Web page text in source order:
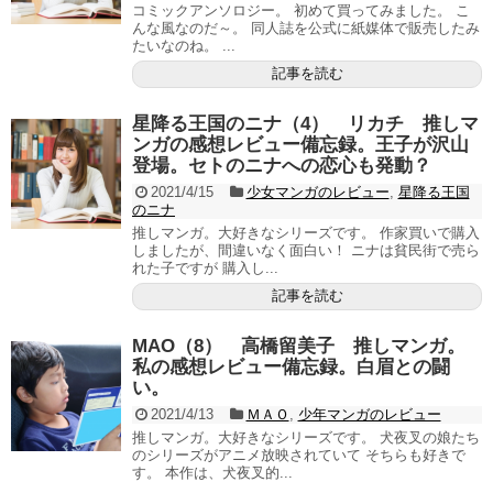
コミックアンソロジー。 初めて買ってみました。 こ
んな風なのだ～。 同人誌を公式に紙媒体で販売したみ
たいなのね。 ...
記事を読む
星降る王国のニナ（4） リカチ 推しマ
ンガの感想レビュー備忘録。王子が沢山
登場。セトのニナへの恋心も発動？
2021/4/15 少女マンガのレビュー 星降る王国
のニナ
推しマンガ。大好きなシリーズです。 作家買いで購入
しましたが、間違いなく面白い！ ニナは貧民街で売ら
れた子ですが 購入し...
記事を読む
MAO（8） 高橋留美子 推しマンガ。
私の感想レビュー備忘録。白眉との闘
い。
2021/4/13 ＭＡＯ
少年マンガのレビュー
推しマンガ。大好きなシリーズです。 犬夜叉の娘たち
のシリーズがアニメ放映されていて そちらも好きで
す。 本作は、犬夜叉的...